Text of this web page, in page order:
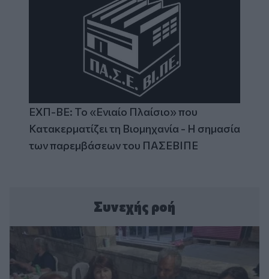
ΕΧΠ-ΒΕ: Το «Ενιαίο Πλαίσιο» που
Κατακερματίζει τη Βιομηχανία - Η σημασία
των παρεμβάσεων του ΠΑΣΕΒΙΠΕ
Συνεχής ροή